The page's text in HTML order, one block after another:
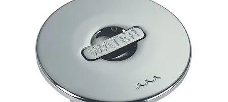
Komfort
VVS
Motor/Styring